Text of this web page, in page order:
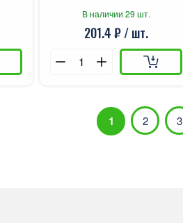
В наличии 29 шт.
201.4 ₽ / шт.
1 2 3